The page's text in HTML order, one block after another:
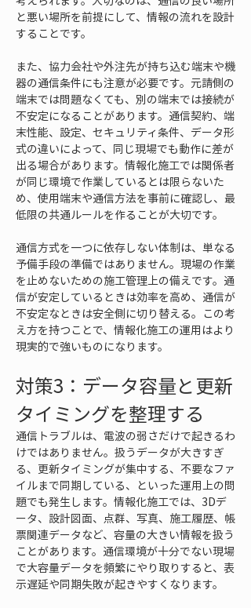
と悪い場所を前提にして、情報の流れを設計
することです。
また、協力会社や外注先が持ち込む端末や機
器の通信条件にも注意が必要です。元請側の
端末では問題なくても、別の端末では接続が
不安定になることがあります。通信契約、端
末性能、設定、セキュリティ条件、データ形
式の違いによって、同じ現場でも動作に差が
出る場合があります。情報化施工では関係者
が同じ環境で作業しているとは限らないた
め、使用端末や通信方法を事前に確認し、最
低限の共通ルールを作ることが大切です。
通信方式を一つに依存しない体制は、単なる
予備手段の準備ではありません。現場の作業
を止めないための施工管理上の備えです。通
信が安定しているときは効率を高め、通信が
不安定なときは安全側に切り替える。この考
え方を持つことで、情報化施工の運用はより
現実的で強いものになります。
対策3：データ容量と更新
タイミングを整理する
通信トラブルは、電波の弱さだけで起きるわ
けではありません。扱うデータが大きすぎ
る、更新タイミングが集中する、不要なファ
イルまで同期している、といった運用上の問
題でも発生します。情報化施工では、3Dデ
ータ、設計図面、点群、写真、施工履歴、帳
票関連データなど、容量の大きい情報を扱う
ことがあります。通信環境が十分でない現場
で大容量データを頻繁にやり取りすると、表
示遅延や同期失敗が起きやすくなります。